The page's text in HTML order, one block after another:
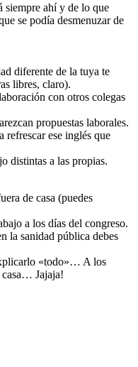
siempre ahí y de lo que
se podía desmenuzar de
diferente de la tuya te
libres, claro).
con otros colegas
propuestas laborales.
refrescar ese inglés que
distintas a las propias.
de casa (puedes
a los días del congreso.
la sanidad pública debes
«todo»… A los
casa… Jajaja!